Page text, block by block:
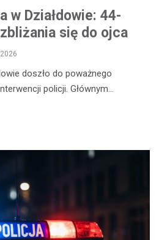
w Działdowie: 44-
się do ojca
doszło do poważnego
policji. Głównym…